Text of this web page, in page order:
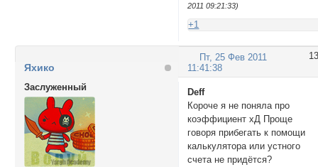
2011 09:21:33)
+1
13
Пт, 25 Фев 2011
11:41:38
Яхико
Заслуженный
Deff
Короче я не поняла про
коэффициент хД Проще
говоря прибегать к помощи
калькулятора или устного
счета не придётся?